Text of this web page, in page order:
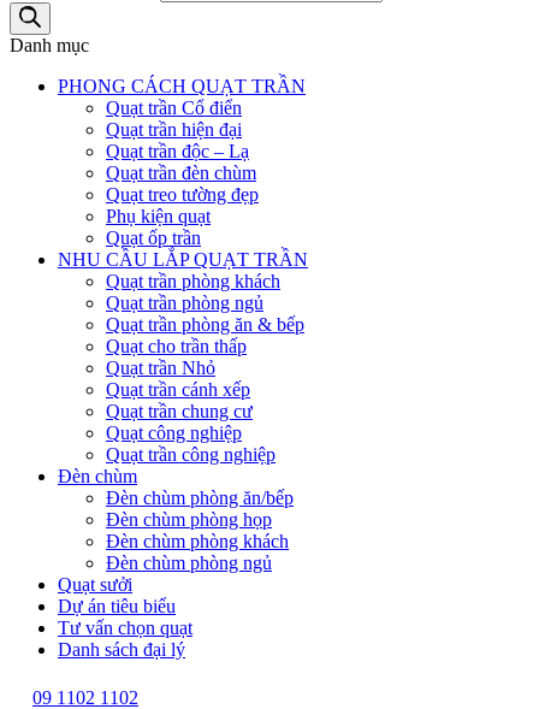
Danh mục
PHONG CÁCH QUẠT TRẦN
Quạt trần Cổ điển
Quạt trần hiện đại
Quạt trần độc – Lạ
Quạt trần đèn chùm
Quạt treo tường đẹp
Phụ kiện quạt
Quạt ốp trần
NHU CẦU LẮP QUẠT TRẦN
Quạt trần phòng khách
Quạt trần phòng ngủ
Quạt trần phòng ăn & bếp
Quạt cho trần thấp
Quạt trần Nhỏ
Quạt trần cánh xếp
Quạt trần chung cư
Quạt công nghiệp
Quạt trần công nghiệp
Đèn chùm
Đèn chùm phòng ăn/bếp
Đèn chùm phòng họp
Đèn chùm phòng khách
Đèn chùm phòng ngủ
Quạt sưởi
Dự án tiêu biểu
Tư vấn chọn quạt
Danh sách đại lý
09 1102 1102